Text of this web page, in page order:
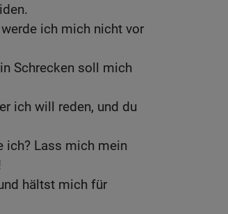
ich mich nicht vor
Schrecken soll mich
ich will reden, und du
ich? Lass mich mein
hältst mich für